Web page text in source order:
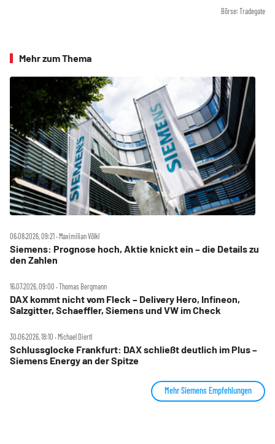
Börse: Tradegate
Mehr zum Thema
06.08.2026, 09:21 ‧ Maximilian Völkl
Siemens: Prognose hoch, Aktie knickt ein – die Details zu
den Zahlen
16.07.2026, 09:00 ‧ Thomas Bergmann
DAX kommt nicht vom Fleck – Delivery Hero, Infineon,
Salzgitter, Schaeffler, Siemens und VW im Check
30.06.2026, 18:10 ‧ Michael Diertl
Schlussglocke Frankfurt: DAX schließt deutlich im Plus –
Siemens Energy an der Spitze
Mehr Siemens Empfehlungen